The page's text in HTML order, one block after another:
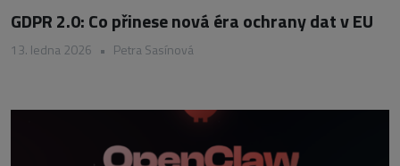
GDPR 2.0: Co přinese nová éra ochrany dat v EU
13. ledna 2026 • Petra Sasínová